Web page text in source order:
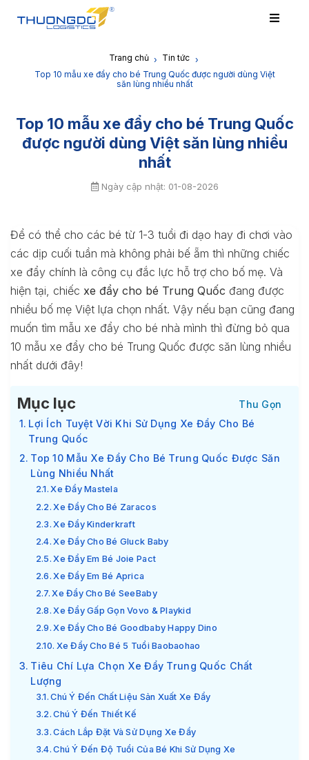
Trang chủ › Tin tức ›
Top 10 mẫu xe đẩy cho bé Trung Quốc được người dùng Việt
săn lùng nhiều nhất
Top 10 mẫu xe đẩy cho bé Trung Quốc
được người dùng Việt săn lùng nhiều
nhất
Ngày cập nhật: 01-08-2026
Để có thể cho các bé từ 1-3 tuổi đi dạo hay đi chơi vào
các dịp cuối tuần mà không phải bế ẵm thì những chiếc
xe đẩy chính là công cụ đắc lực hỗ trợ cho bố mẹ. Và
hiện tại, chiếc xe đẩy cho bé Trung Quốc đang được
nhiều bố mẹ Việt lựa chọn nhất. Vậy nếu bạn cũng đang
muốn tìm mẫu xe đẩy cho bé nhà mình thì đừng bỏ qua
10 mẫu xe đẩy cho bé Trung Quốc được săn lùng nhiều
nhất dưới đây!
Mục lục
Lợi Ích Tuyệt Vời Khi Sử Dụng Xe Đẩy Cho Bé
Trung Quốc
Top 10 Mẫu Xe Đẩy Cho Bé Trung Quốc Được Săn
Lùng Nhiều Nhất
Xe Đẩy Mastela
Xe Đẩy Cho Bé Zaracos
Xe Đẩy Kinderkraft
Xe Đẩy Cho Bé Gluck Baby
Xe Đẩy Em Bé Joie Pact
Xe Đẩy Em Bé Aprica
Xe Đẩy Cho Bé SeeBaby
Xe Đẩy Gấp Gọn Vovo & Playkid
Xe Đẩy Cho Bé Goodbaby Happy Dino
Xe Đẩy Cho Bé 5 Tuổi Baobaohao
Tiêu Chí Lựa Chọn Xe Đẩy Trung Quốc Chất
Lượng
Chú Ý Đến Chất Liệu Sản Xuất Xe Đẩy
Chú Ý Đến Thiết Kế
Cách Lắp Đặt Và Sử Dụng Xe Đẩy
Chú Ý Đến Độ Tuổi Của Bé Khi Sử Dụng Xe